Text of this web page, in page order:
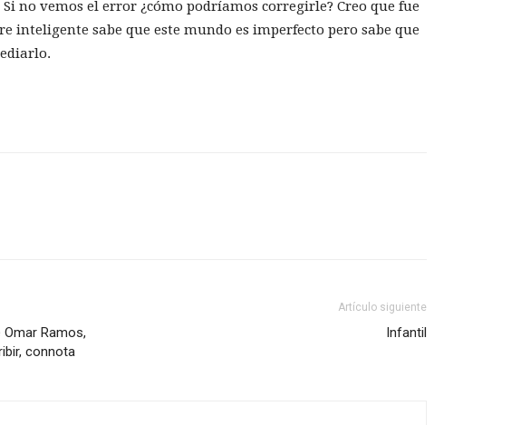
no vemos el error ¿cómo podríamos corregirle? Creo que fue
inteligente sabe que este mundo es imperfecto pero sabe que
Ramos,
connota
Artículo siguiente
Infantil